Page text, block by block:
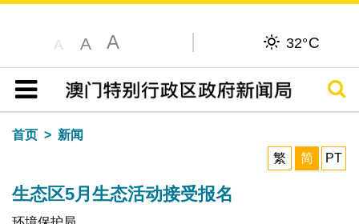
A A A 32°C
目录
搜寻
首页
新闻
繁
简 PT
生态区5月生态活动接受报名